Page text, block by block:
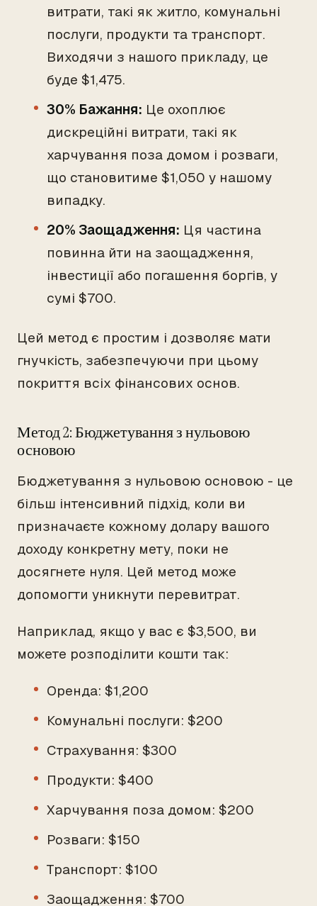
витрати, такі як житло, комунальні
послуги, продукти та транспорт.
Виходячи з нашого прикладу, це
буде $1,475.
30% Бажання: Це охоплює
дискреційні витрати, такі як
харчування поза домом і розваги,
що становитиме $1,050 у нашому
випадку.
20% Заощадження: Ця частина
повинна йти на заощадження,
інвестиції або погашення боргів, у
сумі $700.
Цей метод є простим і дозволяє мати
гнучкість, забезпечуючи при цьому
покриття всіх фінансових основ.
Метод 2: Бюджетування з нульовою
основою
Бюджетування з нульовою основою - це
більш інтенсивний підхід, коли ви
призначаєте кожному долару вашого
доходу конкретну мету, поки не
досягнете нуля. Цей метод може
допомогти уникнути перевитрат.
Наприклад, якщо у вас є $3,500, ви
можете розподілити кошти так:
Оренда: $1,200
Комунальні послуги: $200
Страхування: $300
Продукти: $400
Харчування поза домом: $200
Розваги: $150
Транспорт: $100
Заощадження: $700